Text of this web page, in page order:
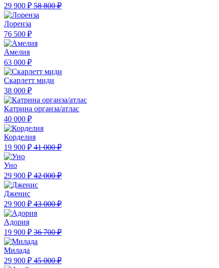
29 900 ₽ 58 800 ₽
Лоренза
76 500 ₽
Амелия
63 000 ₽
Скарлетт миди
38 000 ₽
Катрина органза/атлас
40 000 ₽
Корделия
19 900 ₽ 41 000 ₽
Уно
29 900 ₽ 42 000 ₽
Дженис
29 900 ₽ 43 000 ₽
Адория
19 900 ₽ 36 700 ₽
Милада
29 900 ₽ 45 000 ₽